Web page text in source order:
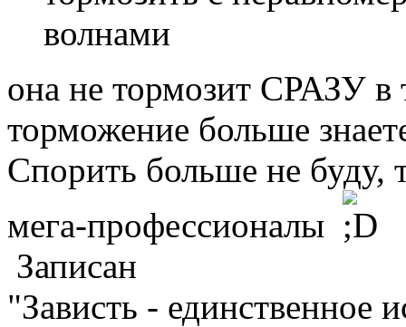
волнами
она не тормозит СРАЗУ
торможение больше
Спорить больше не
мега-профессионалы
Записан
"Зависть - единственное